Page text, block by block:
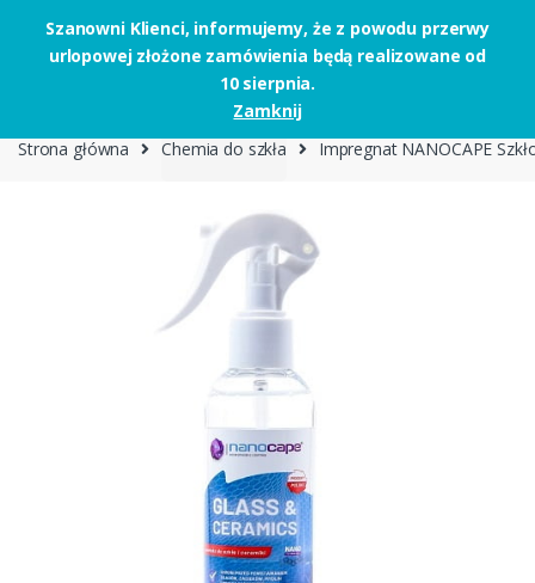
Skip to navigation
Skip to content
Strona główna Chemia do szkła Impregnat NANOCAPE
Szanowni Klienci, informujemy, że z powodu przerwy
urlopowej złożone zamówienia będą realizowane od
10 sierpnia.
Zamknij